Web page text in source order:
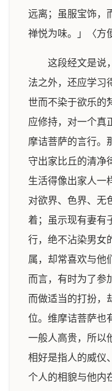
远离；虽服宝饰，
禅悦为味。」〈方
这段经文是说
法之外，还应学习
世而不染于欲乐的
应修持，对一个真
摩诘菩萨的言行。
守出家比丘的清净
生活得像出家人一
对欲界、色界、无
着；虽示现有妻有
行，绝不沾染男女
属，却常喜欢与他
而言，有时为了参
而做适当的打扮，
位。维摩诘菩萨也
一般人高贵，所以
相好是指人的威仪
个人的相貌与他内